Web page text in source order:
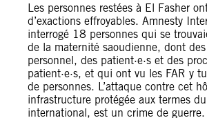
Les personnes restées à El Fasher
d’exactions effroyables. Amnesty
interrogé 18 personnes qui se
de la maternité saoudienne, dont
personnel, des patient·e·s et des
patient·e·s, et qui ont vu les FAR y
de personnes. L’attaque contre cet
infrastructure protégée aux termes
international, est un crime de guerre.